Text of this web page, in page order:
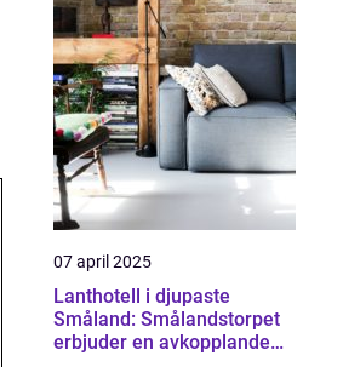
07 april 2025
Lanthotell i djupaste
Småland: Smålandstorpet
erbjuder en avkopplande